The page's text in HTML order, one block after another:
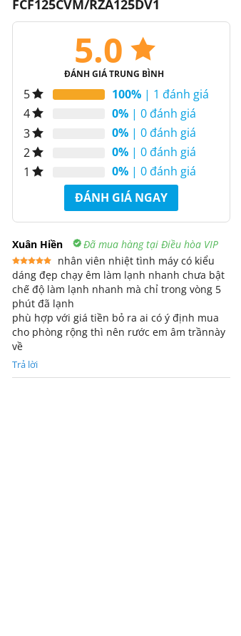
FCF125CVM/RZA125DV1
5.0
ĐÁNH GIÁ TRUNG BÌNH
5 100% | 1 đánh giá
4
0% | 0 đánh giá
3
0% | 0 đánh giá
2
0% | 0 đánh giá
1
0% | 0 đánh giá
ĐÁNH GIÁ NGAY
Xuân Hiền Đã mua hàng tại Điều hòa VIP
Được xếp
hạng5 5
sao
nhân viên nhiệt tình máy có kiểu
dáng đẹp chạy êm làm lạnh nhanh chưa bật
chế độ làm lạnh nhanh mà chỉ trong vòng 5
phút đã lạnh
phù hợp với giá tiền bỏ ra ai có ý định mua
cho phòng rộng thì nên rước em âm trầnnày
về
Trả lời